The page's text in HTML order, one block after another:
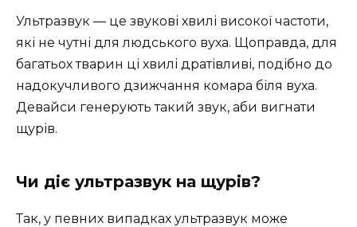
Ультразвук — це звукові хвилі високої частоти,
які не чутні для людського вуха. Щоправда, для
багатьох тварин ці хвилі дратівливі, подібно до
надокучливого дзижчання комара біля вуха.
Девайси генерують такий звук, аби вигнати
щурів.
Чи діє ультразвук на щурів?
Так, у певних випадках ультразвук може